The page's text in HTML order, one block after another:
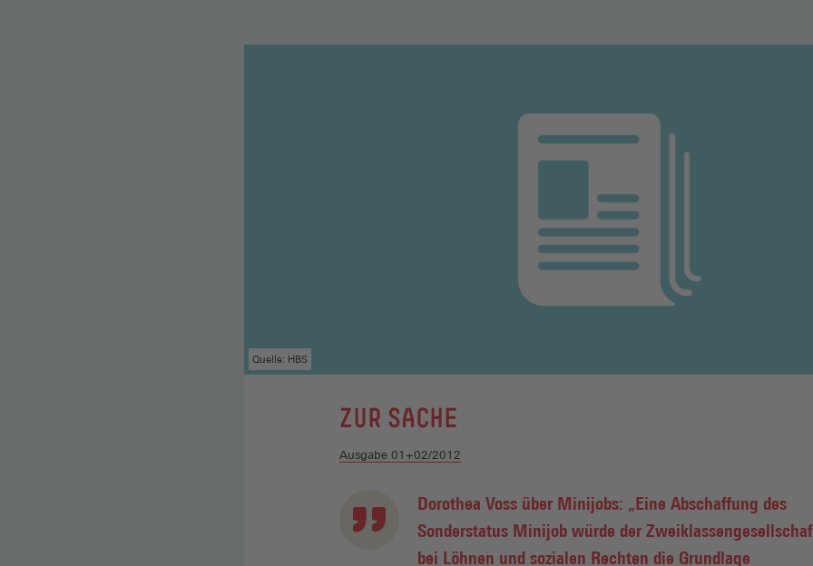
Quelle: HBS
:
ZUR SACHE
Ausgabe 01+02/2012
Dorothea Voss über Minijobs: „Eine Abschaffung des
Sonderstatus Minijob würde der
bei Löhnen und sozialen Rechten die Grundlage